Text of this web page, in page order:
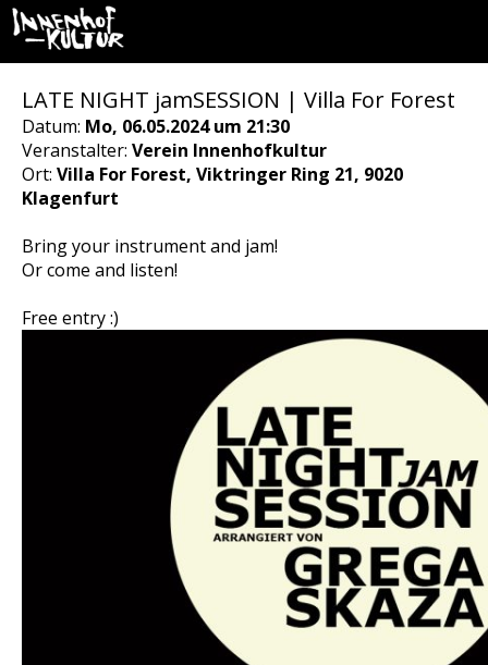
LATE NIGHT jamSESSION | Villa For Forest
Datum: Mo, 06.05.2024 um 21:30
Veranstalter: Verein Innenhofkultur
Ort: Villa For Forest, Viktringer Ring 21, 9020
Klagenfurt
Bring your instrument and jam!
Or come and listen!
Free entry :)